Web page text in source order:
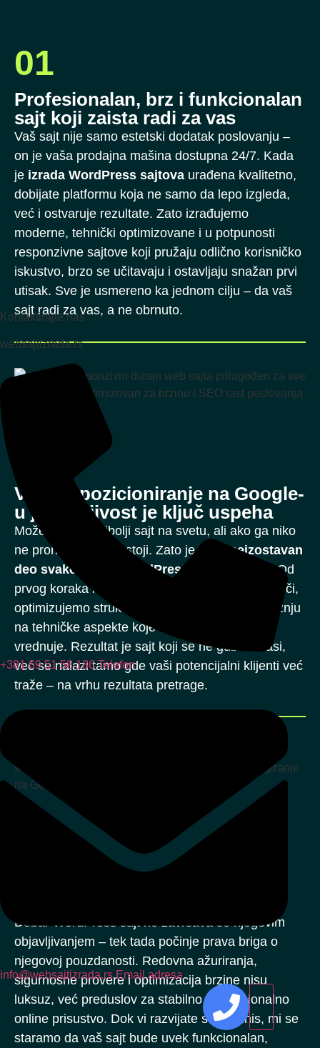
01
Profesionalan, brz i funkcionalan
sajt koji zaista radi za vas
Vaš sajt nije samo estetski dodatak poslovanju –
on je vaša prodajna mašina dostupna 24/7. Kada
je izrada WordPress sajtova urađena kvalitetno,
dobijate platformu koja ne samo da lepo izgleda,
već i ostvaruje rezultate. Zato izrađujemo
moderne, tehnički optimizovane i u potpunosti
responzivne sajtove koji pružaju odlično korisničko
iskustvo, brzo se učitavaju i ostavljaju snažan prvi
utisak. Sve je usmereno ka jednom cilju – da vaš
sajt radi za vas, a ne obrnuto.
Visoko pozicioniranje na Google-
u jer vidljivost je ključ uspeha
Možete imati najbolji sajt na svetu, ali ako ga niko
ne pronađe – ne postoji. Zato jeSEO
neizostavan
deo svake izrade WordPress sajta
kod nas. Od
prvog koraka radimo detaljnu analizu ključnih reči,
optimizujemo strukturu stranica i obraćamo pažnju
na tehničke aspekte koje Google prepoznaje i
vrednuje. Rezultat je sajt koji se ne gubi u masi,
već se nalazi tamo gde vaši potencijalni klijenti već
traže – na vrhu rezultata pretrage.
Dobar WordPress sajt ne završava se njegovim
objavljivanjem – tek tada počinje prava briga o
njegovoj pouzdanosti. Redovna ažuriranja,
sigurnosne provere i optimizacija brzine nisu
luksuz, već preduslov za stabilno i profesionalno
online prisustvo. Dok vi razvijate svoj biznis, mi se
staramo da vaš sajt bude uvek funkcionalan,
Kontaktirajte nas
websajtizrada.rs
+381 69 51 58 186 Telefon
info@websajtizrada.rsEmail adresa